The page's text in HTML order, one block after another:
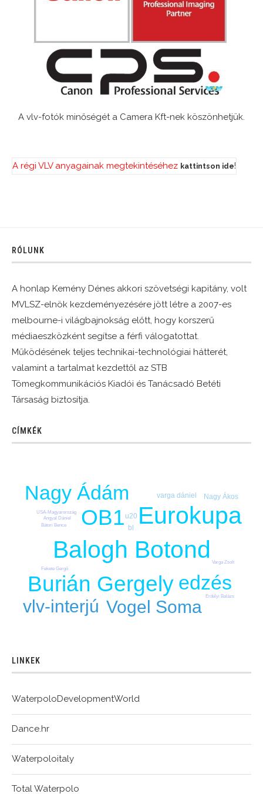
A vlv-fotók minőségét a Camera Kft-nek köszönhetjük.
A régi VLV anyagainak megtekintéséhez kattintson ide!
RÓLUNK
A honlap Kemény Dénes akkori szövetségi kapitány, volt
MVLSZ-elnök kezdeményezésére jött létre a 2007-es
melbourne-i világbajnokság előtt, hogy korszerű
médiaeszközként segítse a férfi válogatottat.
Működésének teljes technikai-technológiai hátterét,
valamint a tartalmat kezdettől az STB
Tömegkommunikációs Kiadói és Tanácsadó Betéti
Társaság biztosítja.
CÍMKÉK
Balogh Botond
Eurokupa
Burián Gergely
OB1
edzés
Nagy Ádám
vlv-interjú Vogel Soma
bl
Nagy Ákos
u20
varga dániel
Angyal Dániel
Bátori Bence
Erdélyi Balázs
Fekete Gergő
USA-Magyarország
Varga Zsolt
LINKEK
WaterpoloDevelopmentWorld
Dance.hr
Waterpoloitaly
Total Waterpolo